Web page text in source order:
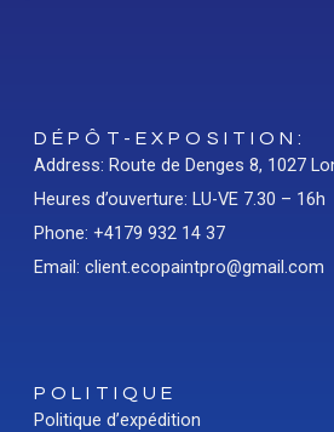
DÉPÔT-EXPOSITION:
Address: Route de Denges 8, 1027
Heures d’ouverture: LU-VE 7.30 – 16h
Phone: +4179 932 14 37
Email: client.ecopaintpro@gmail.com
POLITIQUE
Politique d’expédition